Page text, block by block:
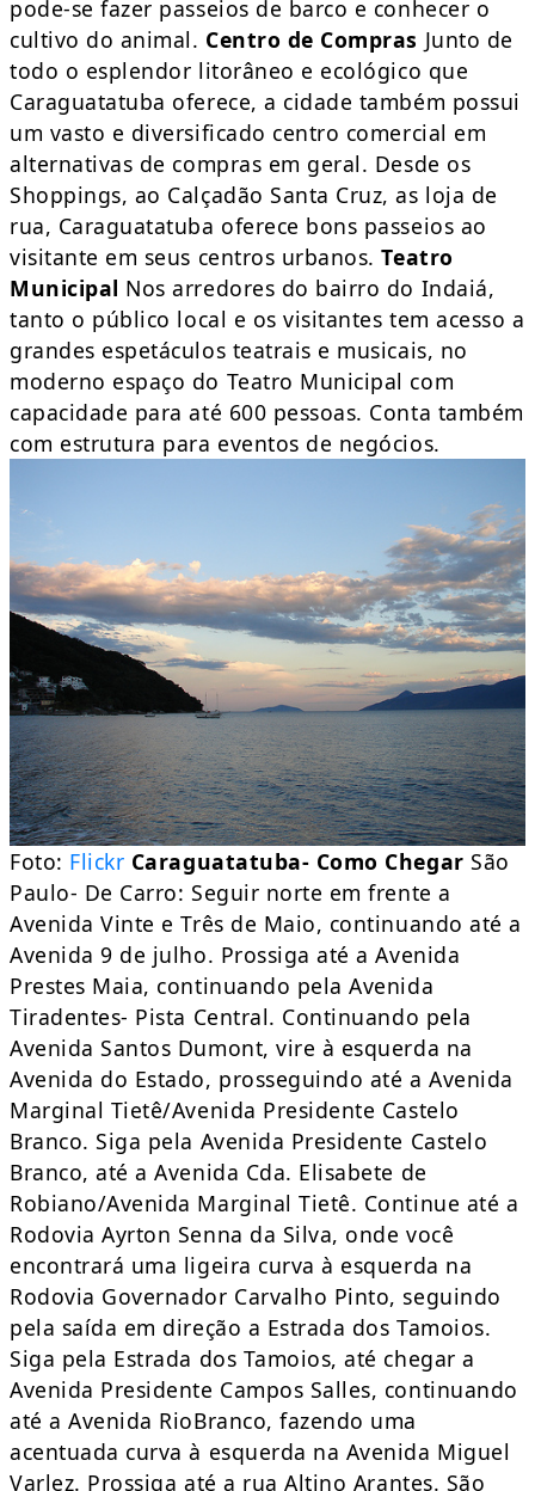
pode-se fazer passeios de barco e conhecer o
cultivo do animal. Centro de Compras Junto de
todo o esplendor litorâneo e ecológico que
Caraguatatuba oferece, a cidade também possui
um vasto e diversificado centro comercial em
alternativas de compras em geral. Desde os
Shoppings, ao Calçadão Santa Cruz, as loja de
rua, Caraguatatuba oferece bons passeios ao
visitante em seus centros urbanos.Teatro
Municipal Nos arredores do bairro do Indaiá,
tanto o público local e os visitantes tem acesso a
grandes espetáculos teatrais e musicais, no
moderno espaço do Teatro Municipal com
capacidade para até 600 pessoas. Conta também
com estrutura para eventos de negócios.
Foto: Flickr Caraguatatuba- Como Chegar São
Paulo- De Carro: Seguir norte em frente a
Avenida Vinte e Três de Maio, continuando até a
Avenida 9 de julho. Prossiga até a Avenida
Prestes Maia, continuando pela Avenida
Tiradentes- Pista Central. Continuando pela
Avenida Santos Dumont, vire à esquerda na
Avenida do Estado, prosseguindo até a Avenida
Marginal Tietê/Avenida Presidente Castelo
Branco. Siga pela Avenida Presidente Castelo
Branco, até a Avenida Cda. Elisabete de
Robiano/Avenida Marginal Tietê. Continue até a
Rodovia Ayrton Senna da Silva, onde você
encontrará uma ligeira curva à esquerda na
Rodovia Governador Carvalho Pinto, seguindo
pela saída em direção a Estrada dos Tamoios.
Siga pela Estrada dos Tamoios, até chegar a
Avenida Presidente Campos Salles, continuando
até a Avenida RioBranco, fazendo uma
acentuada curva à esquerda na Avenida Miguel
Varlez. Prossiga até a rua Altino Arantes. São